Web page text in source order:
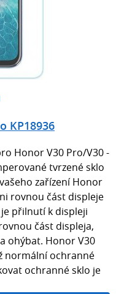
KP18936
Honor V30 Pro/V30 -
tvrzené sklo
zařízení Honor
rovnou část displeje
přilnutí k displeji
část displeja,
ohýbat. Honor V30
normální ochranné
ochranné sklo je